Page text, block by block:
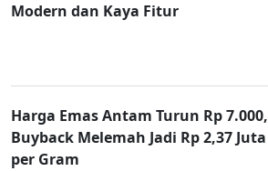
Modern dan Kaya Fitur
Harga Emas Antam Turun Rp 7.000,
Buyback Melemah Jadi Rp 2,37 Juta
per Gram